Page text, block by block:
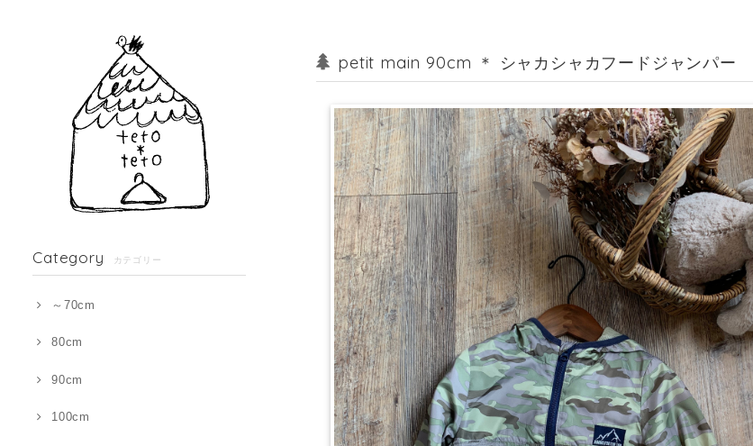
Category カテゴリー
～70cm
80cm
90cm
100cm
petit main 90cm ＊ シャカシャカフードジャンパー